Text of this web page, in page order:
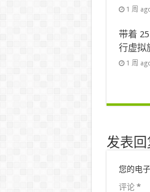
1 周
带着
行虚拟
1 周
发表回
您的电
评论 *